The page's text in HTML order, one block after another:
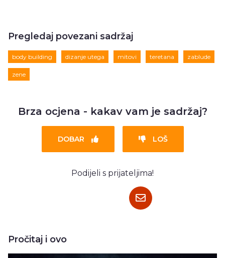
Pregledaj povezani sadržaj
body building dizanje utega mitovi teretana zablude
zene
Brza ocjena - kakav vam je sadržaj?
DOBAR LOŠ
Podijeli s prijateljima!
Pročitaj i ovo